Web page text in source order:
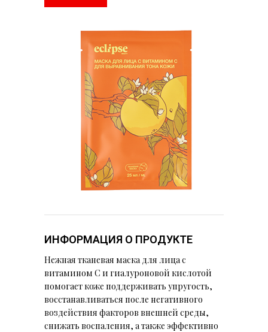
ИНФОРМАЦИЯ О ПРОДУКТЕ
Нежная тканевая маска для лица с
витамином С и гиалуроновой кислотой
помогает коже поддерживать упругость,
восстанавливаться после негативного
воздействия факторов внешней среды,
снижать воспаления, а также эффективно